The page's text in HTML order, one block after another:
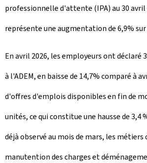
professionnelle d'attente (IPA) au 30 avril
représente une augmentation de 6,9% sur
En avril 2026, les employeurs ont déclaré
à l'ADEM, en baisse de 14,7% comparé à
d'offres d'emplois disponibles en fin de
unités, ce qui constitue une hausse de 3,4
déjà observé au mois de mars, les métiers
manutention des charges et